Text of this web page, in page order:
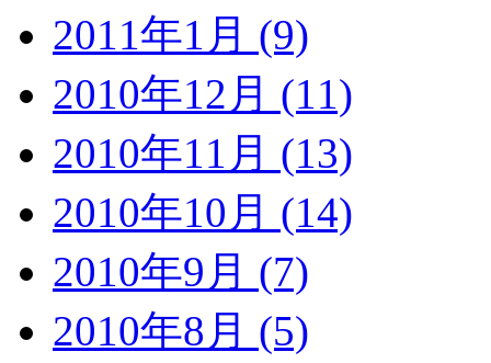
2011年1月 (9)
2010年12月 (11)
2010年11月 (13)
2010年10月 (14)
2010年9月 (7)
2010年8月 (5)